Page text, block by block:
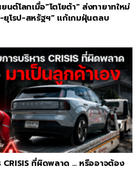
ต์โลกเมื่อ”โตโยต้า” ส่งทายาทใหม่
ยุโรป-สหรัฐฯ” แก้เกมฝุ่นตลบ
CRISIS ที่ผิดพลาด … หรืออาจต้อง